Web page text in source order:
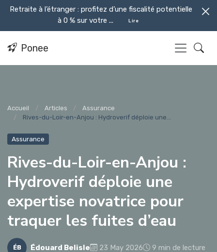
Retraite à l’étranger : profitez d’une fiscalité potentielle
à 0 % sur votre ...
Lire
Ponee
Accueil Articles
Assurance
Rives-du-Loir-en-Anjou : Hydroverif déploie une...
Assurance
Rives-du-Loir-en-Anjou :
Hydroverif déploie une
expertise novatrice pour
traquer les fuites d’eau
ÉB Édouard Belisle 23 May 2026 9 min de lecture